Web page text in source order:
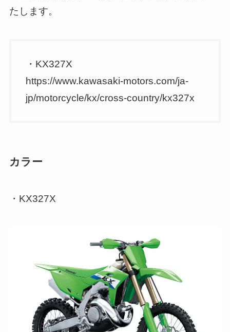
たします。
・KX327X
https://www.kawasaki-motors.com/ja-
jp/motorcycle/kx/cross-country/kx327x
カラー
・KX327X